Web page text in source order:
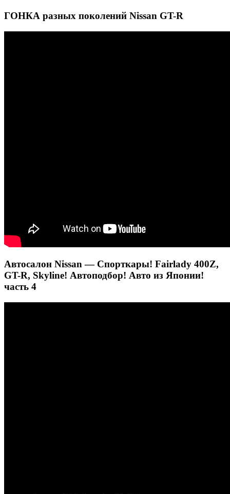
ГОНКА разных поколений Nissan GT-R
Автосалон Nissan — Спорткары! Fairlady 400Z,
GT-R, Skyline! Автоподбор! Авто из Японии!
часть 4